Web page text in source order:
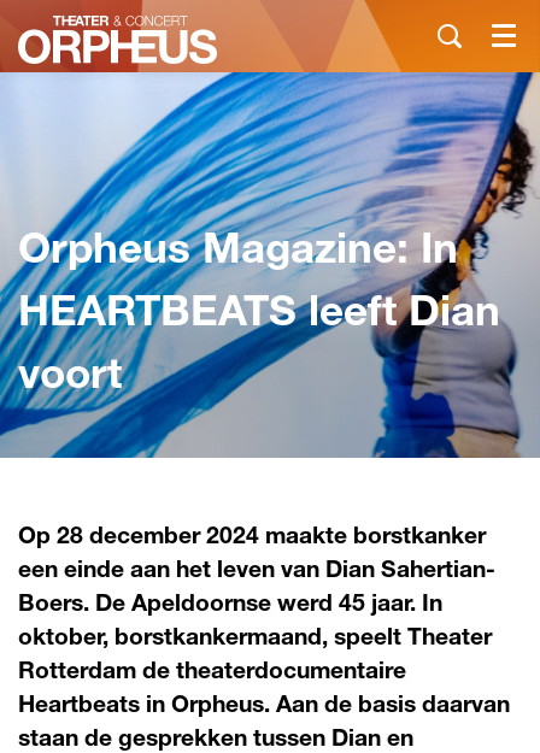
Menu
Orpheus Magazine: In
HEARTBEATS leeft Dian
voort
Op 28 december 2024 maakte borstkanker
een einde aan het leven van Dian Sahertian-
Boers. De Apeldoornse werd 45 jaar. In
oktober, borstkankermaand, speelt Theater
Rotterdam de theaterdocumentaire
Heartbeats in Orpheus. Aan de basis daarvan
staan de gesprekken tussen Dian en